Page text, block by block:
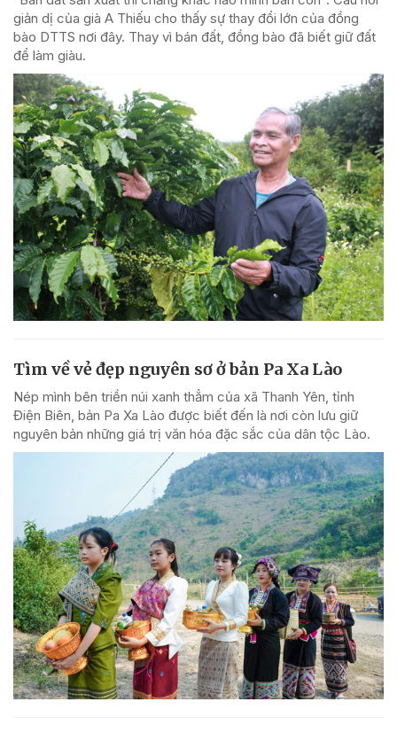
giản dị của già A Thiếu cho thấy sự thay đổi lớn của đồng
bào DTTS nơi đây. Thay vì bán đất, đồng bào đã biết giữ đất
để làm giàu.
Tìm về vẻ đẹp nguyên sơ ở bản Pa Xa Lào
Nép mình bên triền núi xanh thẳm của xã Thanh Yên, tỉnh
Điện Biên, bản Pa Xa Lào được biết đến là nơi còn lưu giữ
nguyên bản những giá trị văn hóa đặc sắc của dân tộc Lào.